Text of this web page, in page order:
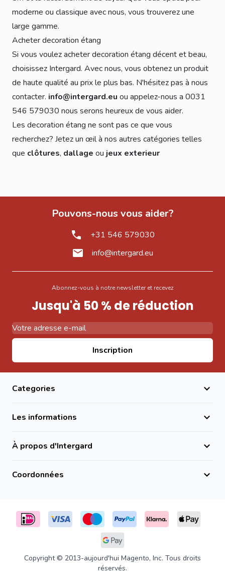
moderne ou classique avec nous, vous trouverez une
large gamme.
Acheter decoration étang
Si vous voulez acheter decoration étang décent et beau,
choisissez Intergard. Avec nous, vous obtenez un produit
de haute qualité au prix le plus bas. N'hésitez pas à nous
contacter. info@intergard.eu ou appelez-nous a 0031
546 579030 nous serons heureux de vous aider.
Les decoration étang ne sont pas ce que vous
recherchez? Jetez un œil à nos autres catégories telles
que clôtures, dallage ou jeux exterieur
Pouvons-nous vous aider?
+31 546 579030
info@intergard.eu
Abonnez-vous à notre newsletter et recevez
Jusqu'à 50 % de réduction
Inscription
Categories
Les informations
À propos d'Intergard
Coordonnées
Copyright © 2013-aujourd'hui Magento, Inc. Tous droits
réservés.